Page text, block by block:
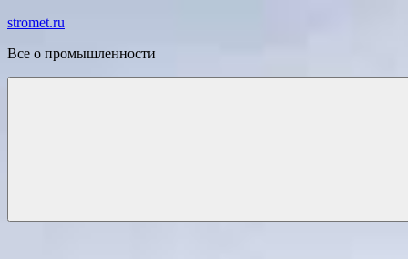
Перейти
содержимому
stromet.ru
Все о промышленности